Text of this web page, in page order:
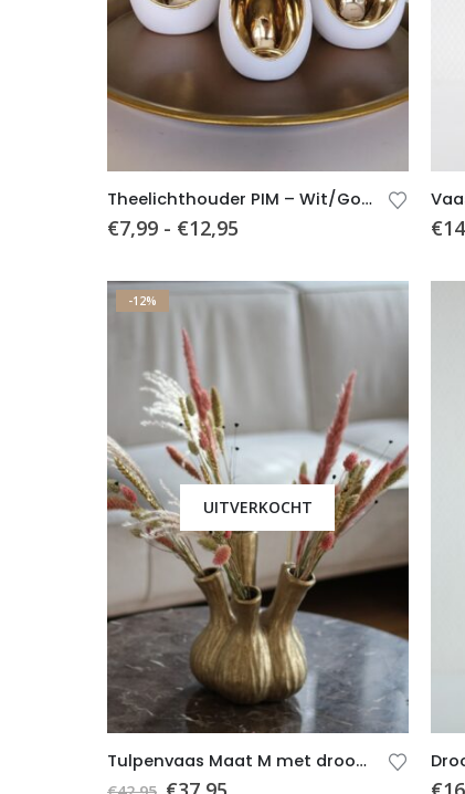
Theelichthouder PIM – Wit/Goud – 3 formaten
€7,99 - €12,95 €
-12%
UITVERKOCHT
Tulpenvaas Maat M met droogbloemen